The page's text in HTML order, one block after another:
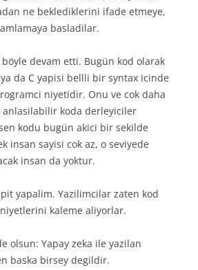
ne beklediklerini ifade etmeye,
basladilar.
devam etti. Bugün kod olarak
da C yapisi bellli bir syntax icinde
niyetidir. Onu ve cok daha
koda derleyiciler
kodu bugün akici bir sekilde
insan sayisi cok az, o seviyede
insan da yoktur.
yapalim. Yazilimcilar zaten kod
kaleme aliyorlar.
olsun: Yapay zeka ile yazilan
baska birsey degildir.